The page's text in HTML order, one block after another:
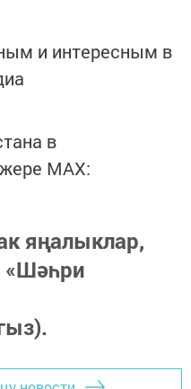
и интересным в
в
MАХ:
яңалыклар,
«Шәһри